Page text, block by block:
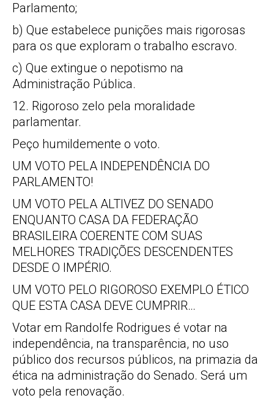
Parlamento;
b) Que estabelece punições mais rigorosas
para os que exploram o trabalho escravo.
c) Que extingue o nepotismo na
Administração Pública.
12. Rigoroso zelo pela moralidade
parlamentar.
Peço humildemente o voto.
UM VOTO PELA INDEPENDÊNCIA DO
PARLAMENTO!
UM VOTO PELA ALTIVEZ DO SENADO
ENQUANTO CASA DA FEDERAÇÃO
BRASILEIRA COERENTE COM SUAS
MELHORES TRADIÇÕES DESCENDENTES
DESDE O IMPÉRIO.
UM VOTO PELO RIGOROSO EXEMPLO ÉTICO
QUE ESTA CASA DEVE CUMPRIR…
Votar em Randolfe Rodrigues é votar na
independência, na transparência, no uso
público dos recursos públicos, na primazia da
ética na administração do Senado. Será um
voto pela renovação.